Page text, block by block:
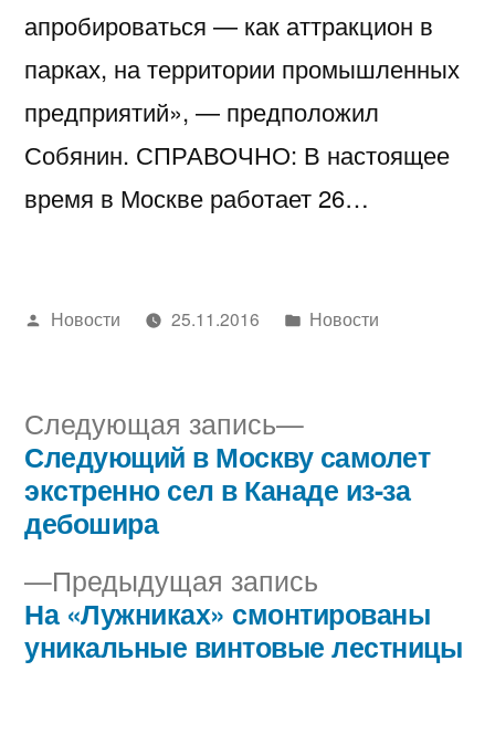
апробироваться — как аттракцион в
парках, на территории промышленных
предприятий», — предположил
Собянин. СПРАВОЧНО: В настоящее
время в Москве работает 26…
Написано
Новости 25.11.2016
Написано
Новости
Навигация
по
записям
Предыдущая запись
запись:
На «Лужниках» смонтированы
уникальные винтовые лестницы
Следующая запись
Следующая
запись:
Следующий в Москву самолет
экстренно сел в Канаде из-за
дебошира